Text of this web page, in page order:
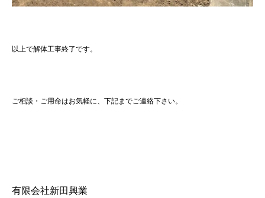
以上で解体工事終了です。
ご相談・ご用命はお気軽に、下記までご連絡下さい。
有限会社新田興業